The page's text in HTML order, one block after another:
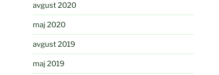
avgust 2020
maj 2020
avgust 2019
maj 2019